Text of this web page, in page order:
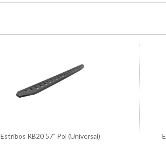
Estribos RB20 57" Pol (Universal)